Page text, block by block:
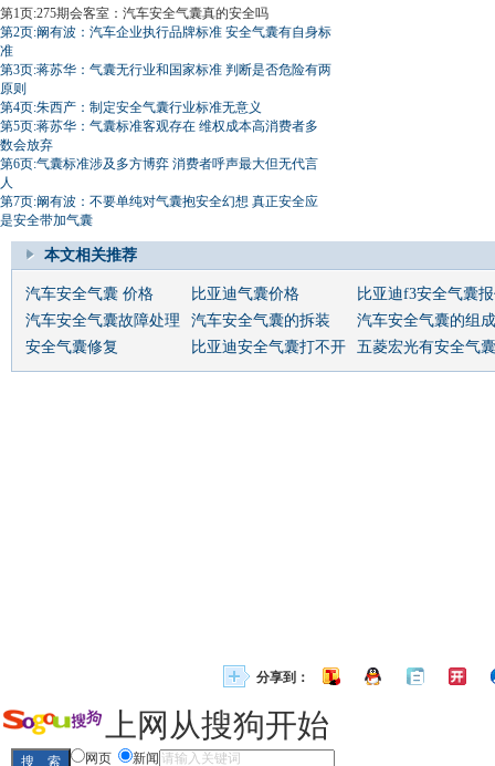
第1页:275期会客室：汽车安全气囊真的安全吗
第2页:阚有波：汽车企业执行品牌标准 安全气囊有自身标
准
第3页:蒋苏华：气囊无行业和国家标准 判断是否危险有两
原则
第4页:朱西产：制定安全气囊行业标准无意义
第5页:蒋苏华：气囊标准客观存在 维权成本高消费者多
数会放弃
第6页:气囊标准涉及多方博弈 消费者呼声最大但无代言
人
第7页:阚有波：不要单纯对气囊抱安全幻想 真正安全应
是安全带加气囊
本文相关推荐
汽车安全气囊 价格 比亚迪气囊价格
比亚迪f3安全气囊
汽车安全气囊故障处理
汽车安全气囊的拆装
汽车安全气囊的组成
安全气囊修复
比亚迪安全气囊打不开 五菱宏光有安全气
分享到：
上网从搜狗开始
网页 新闻